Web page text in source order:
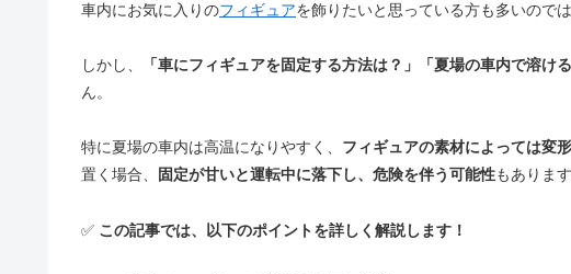
車内にお気に入りのフィギュアを飾りたいと思っている方も多いので
しかし、 「車にフィギュアを固定する方法は？」「夏場の車内で溶け
ん。
特に夏場の車内は高温になりやすく、 フィギュアの素材によっては変
置く場合、
固定が甘いと運転中に落下し、危険を伴う可能性もあります
✅ この記事では、以下のポイントを詳しく解説します！